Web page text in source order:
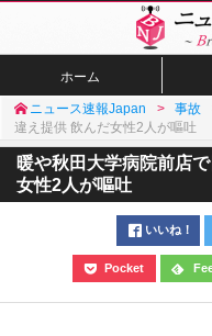
ホーム
ニュース速報Japan 事故
違え提供 飲んだ女性2人が嘔吐
暖や秋田大学病院前店
女性2人が嘔吐
いいね！
Pocket